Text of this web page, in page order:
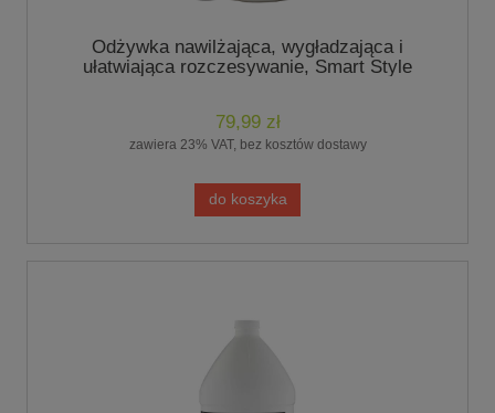
Odżywka nawilżająca, wygładzająca i
ułatwiająca rozczesywanie, Smart Style
79,99 zł
zawiera 23% VAT, bez kosztów dostawy
do koszyka